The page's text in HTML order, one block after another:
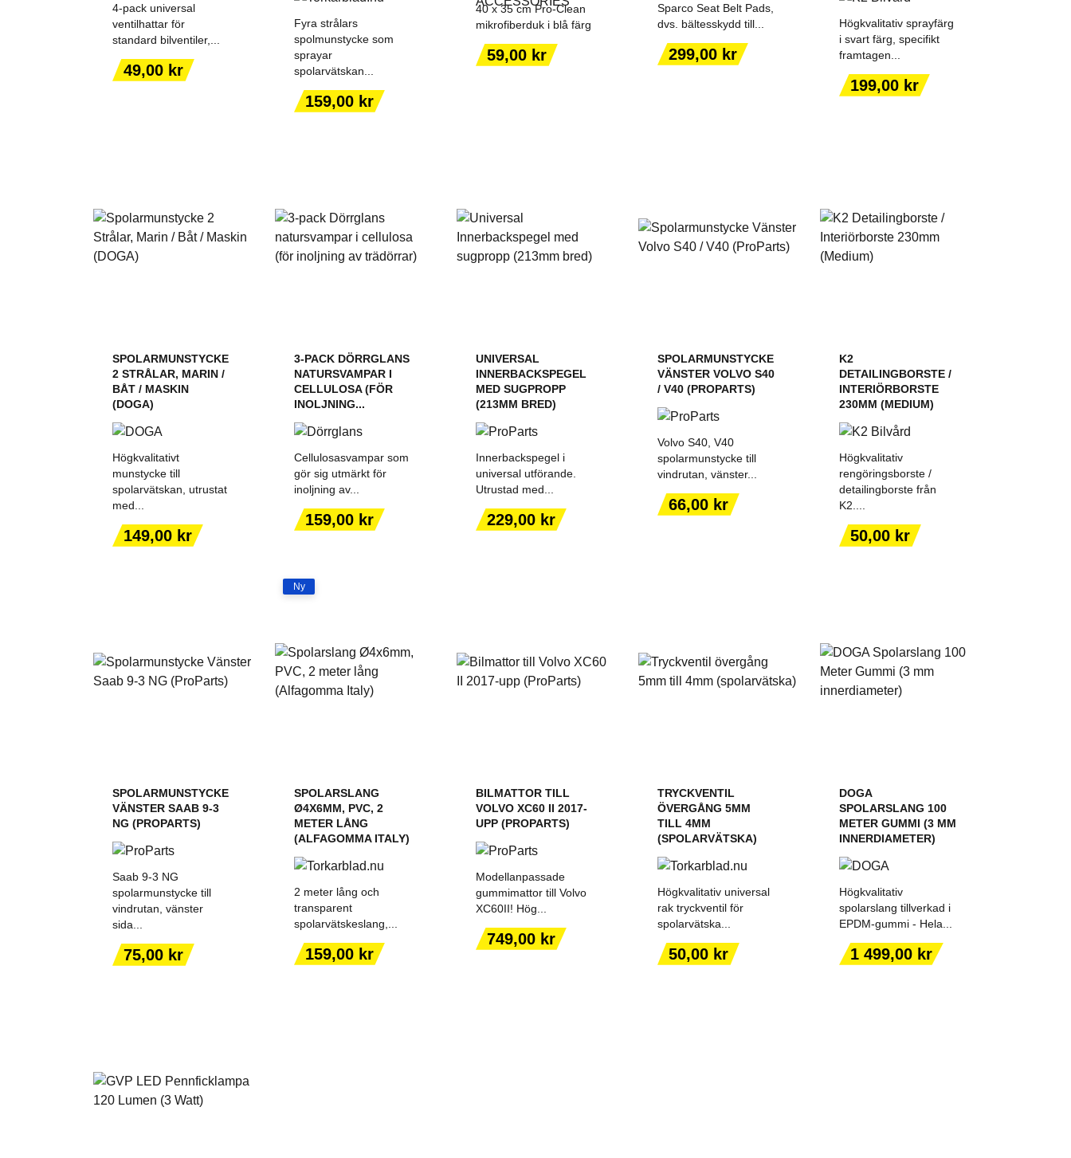
4-pack universal
ventilhattar för
standard bilventiler,...
Pris
49,00 kr
LÄGG TILL I
Fyra strålars
spolmunstycke som
sprayar
spolarvätskan...
Pris
159,00 kr
LÄGG TILL I
VARUKORGEN
40 x 35 cm Pro-Clean
mikrofiberduk i blå färg
Pris
59,00 kr
Sparco Seat Belt Pads,
dvs. bältesskydd till...
Pris
299,00 kr
Högkvalitativ sprayfärg
i svart färg, specifikt
framtagen...
Pris
199,00 kr
LÄGG TILL I
VARUKORGEN
SPOLARMUNSTYCKE
2 STRÅLAR, MARIN /
BÅT / MASKIN
(DOGA)
Högkvalitativt
munstycke till
spolarvätskan, utrustat
med...
Pris
149,00 kr
LÄGG TILL I
VARUKORGEN
3-PACK DÖRRGLANS
NATURSVAMPAR I
CELLULOSA (FÖR
INOLJNING...
Cellulosasvampar som
gör sig utmärkt för
inoljning av...
Pris
159,00 kr
LÄGG TILL I
VARUKORGEN
UNIVERSAL
INNERBACKSPEGEL
MED SUGPROPP
(213MM BRED)
Innerbackspegel i
universal utförande.
Utrustad med...
Pris
229,00 kr
LÄGG TILL I
VARUKORGEN
SPOLARMUNSTYCKE
VÄNSTER VOLVO S40
/ V40 (PROPARTS)
Volvo S40, V40
spolarmunstycke till
vindrutan, vänster...
Pris
66,00 kr
LÄGG TILL I
K2
DETAILINGBORSTE /
INTERIÖRBORSTE
230MM (MEDIUM)
Högkvalitativ
rengöringsborste /
detailingborste från
K2....
Pris
50,00 kr
VARUKORGEN
SPOLARMUNSTYCKE
VÄNSTER SAAB 9-3
NG (PROPARTS)
Saab 9-3 NG
spolarmunstycke till
vindrutan, vänster
sida...
Pris
75,00 kr
LÄGG TILL I
VARUKORGEN
SPOLARSLANG
Ø4X6MM, PVC, 2
METER LÅNG
(ALFAGOMMA ITALY)
2 meter lång och
transparent
spolarvätskeslang,...
Pris
159,00 kr
LÄGG TILL I
VARUKORGEN
Ny
BILMATTOR TILL
VOLVO XC60 II 2017-
UPP (PROPARTS)
Modellanpassade
gummimattor till Volvo
XC60II! Hög...
Pris
749,00 kr
LÄGG TILL I
VARUKORGEN
TRYCKVENTIL
ÖVERGÅNG 5MM
TILL 4MM
(SPOLARVÄTSKA)
Högkvalitativ universal
rak tryckventil för
spolarvätska...
Pris
50,00 kr
LÄGG TILL I
VARUKORGEN
DOGA
SPOLARSLANG 100
METER GUMMI (3 MM
INNERDIAMETER)
Högkvalitativ
spolarslang tillverkad i
EPDM-gummi - Hela...
Pris
1 499,00 kr
LÄGG TILL I
VARUKORGEN